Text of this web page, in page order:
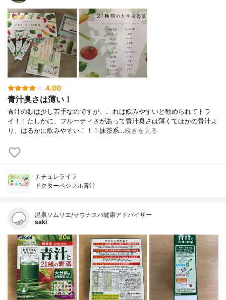
4.00
青汁臭さは薄い！
青汁の類は少し苦手なのですが、これは飲みやすいと勧められてトラ
イ！！たしかに、フルーティさがあって青汁臭さは薄くてほかの青汁よ
り、はるかに飲みやすい！！！抹茶系…続きを見る
ナチュレライフ
ドクターベジフル青汁
温泉ソムリエ/サウナスパ健康アドバイザー
saki